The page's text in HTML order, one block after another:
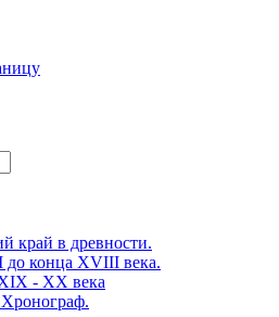
край в древности.
до конца XVIII века.
- XX века